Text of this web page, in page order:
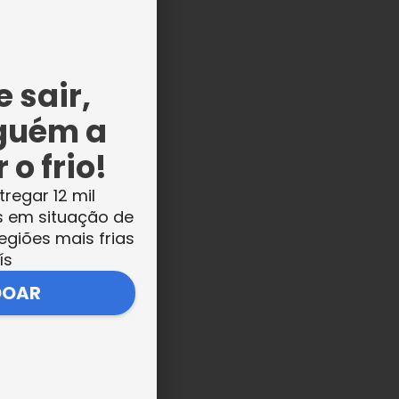
sair,
a
o frio!
12 mil
em situação de
mais frias